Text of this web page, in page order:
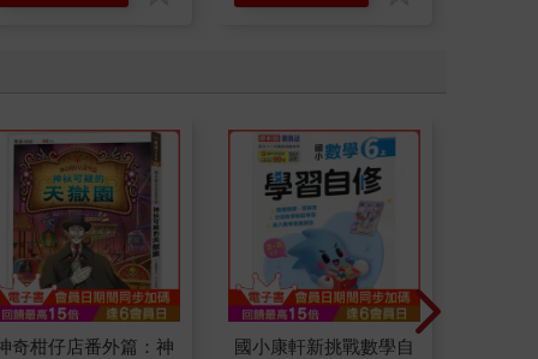
奇柑仔店番外篇：神
國小康軒新挑戰數學自